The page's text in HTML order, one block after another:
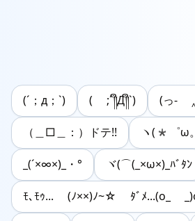
(´；д；`) ( ;´༎ຶД༎ຶ`) (っ-
（＿□＿：）ドテ!! ヽ(*゜ω
_(´×∞×)_・° ヾ(⌒(_×ω×)_ﾊﾞﾀﾝ
ﾓ､ﾓｩ... (ﾉ××)ﾉ~☆ ﾀﾞﾒ...(o_